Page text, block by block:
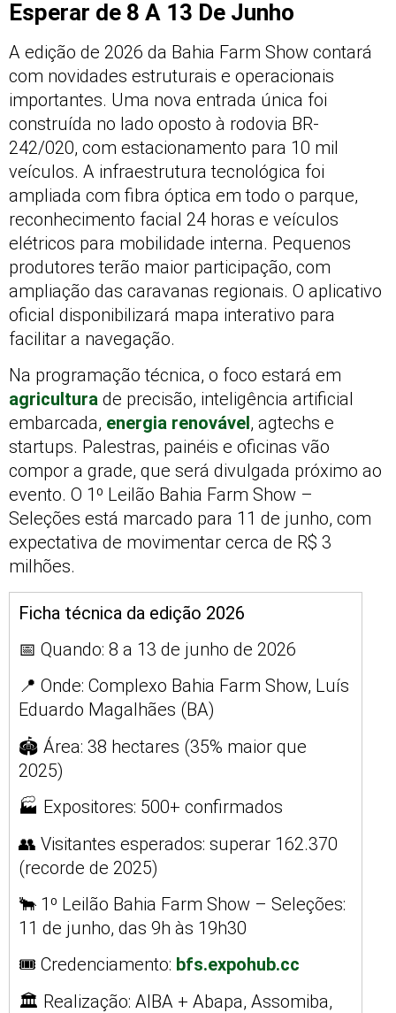
Esperar de 8 A 13 De Junho
A edição de 2026 da Bahia Farm Show contará
com novidades estruturais e operacionais
importantes. Uma nova entrada única foi
construída no lado oposto à rodovia BR-
242/020, com estacionamento para 10 mil
veículos. A infraestrutura tecnológica foi
ampliada com fibra óptica em todo o parque,
reconhecimento facial 24 horas e veículos
elétricos para mobilidade interna. Pequenos
produtores terão maior participação, com
ampliação das caravanas regionais. O aplicativo
oficial disponibilizará mapa interativo para
facilitar a navegação.
Na programação técnica, o foco estará em
agricultura de precisão, inteligência artificial
embarcada, energia renovável, agtechs e
startups. Palestras, painéis e oficinas vão
compor a grade, que será divulgada próximo ao
evento. O 1º Leilão Bahia Farm Show –
Seleções está marcado para 11 de junho, com
expectativa de movimentar cerca de R$ 3
milhões.
Ficha técnica da edição 2026
📅 Quando: 8 a 13 de junho de 2026
📍 Onde: Complexo Bahia Farm Show, Luís
Eduardo Magalhães (BA)
🏟️ Área: 38 hectares (35% maior que
2025)
🏭 Expositores: 500+ confirmados
👥 Visitantes esperados: superar 162.370
(recorde de 2025)
🐂 1º Leilão Bahia Farm Show – Seleções:
11 de junho, das 9h às 19h30
🎟️ Credenciamento: bfs.expohub.cc
🏛️ Realização: AIBA + Abapa, Assomiba,